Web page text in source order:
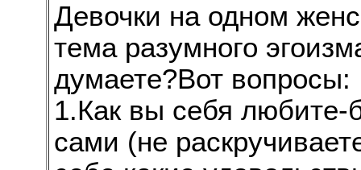
Девочки на одном
тема разумного
думаете?Вот вопросы:
1.Как вы себя любите-
сами (не